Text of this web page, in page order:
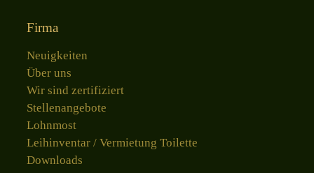
Firma
Neuigkeiten
Über uns
Wir sind zertifiziert
Stellenangebote
Lohnmost
Leihinventar / Vermietung Toilette
Downloads